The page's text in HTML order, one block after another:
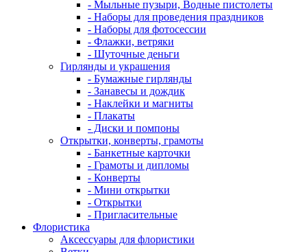
- Мыльные пузыри, Водные пистолеты
- Наборы для проведения праздников
- Наборы для фотосессии
- Флажки, ветряки
- Шуточные деньги
Гирлянды и украшения
- Бумажные гирлянды
- Занавесы и дождик
- Наклейки и магниты
- Плакаты
- Диски и помпоны
Открытки, конверты, грамоты
- Банкетные карточки
- Грамоты и дипломы
- Конверты
- Мини открытки
- Открытки
- Пригласительные
Флористика
Аксессуары для флористики